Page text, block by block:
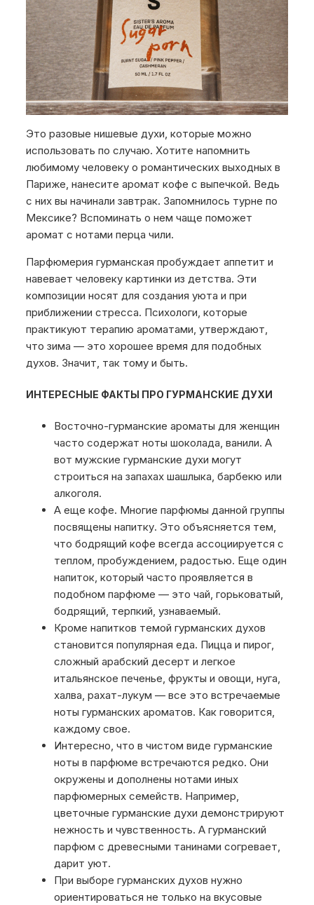
Это разовые нишевые духи, которые можно
использовать по случаю. Хотите напомнить
любимому человеку о романтических выходных в
Париже, нанесите аромат кофе с выпечкой. Ведь
с них вы начинали завтрак. Запомнилось турне по
Мексике? Вспоминать о нем чаще поможет
аромат с нотами перца чили.
Парфюмерия гурманская пробуждает аппетит и
навевает человеку картинки из детства. Эти
композиции носят для создания уюта и при
приближении стресса. Психологи, которые
практикуют терапию ароматами, утверждают,
что зима — это хорошее время для подобных
духов. Значит, так тому и быть.
ИНТЕРЕСНЫЕ ФАКТЫ ПРО ГУРМАНСКИЕ ДУХИ
Восточно-гурманские ароматы для женщин
часто содержат ноты шоколада, ванили. А
вот мужские гурманские духи могут
строиться на запахах шашлыка, барбекю или
алкоголя.
А еще кофе. Многие парфюмы данной группы
посвящены напитку. Это объясняется тем,
что бодрящий кофе всегда ассоциируется с
теплом, пробуждением, радостью. Еще один
напиток, который часто проявляется в
подобном парфюме — это чай, горьковатый,
бодрящий, терпкий, узнаваемый.
Кроме напитков темой гурманских духов
становится популярная еда. Пицца и пирог,
сложный арабский десерт и легкое
итальянское печенье, фрукты и овощи, нуга,
халва, рахат-лукум — все это встречаемые
ноты гурманских ароматов. Как говорится,
каждому свое.
Интересно, что в чистом виде гурманские
ноты в парфюме встречаются редко. Они
окружены и дополнены нотами иных
парфюмерных семейств. Например,
цветочные гурманские духи демонстрируют
нежность и чувственность. А гурманский
парфюм с древесными танинами согревает,
дарит уют.
При выборе гурманских духов нужно
ориентироваться не только на вкусовые